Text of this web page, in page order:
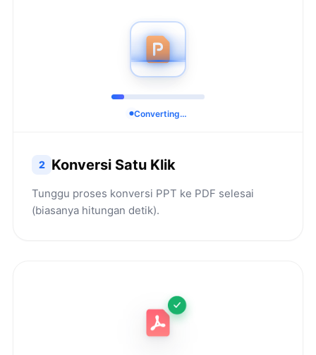
Converting…
2 Konversi Satu Klik
Tunggu proses konversi PPT ke PDF selesai
(biasanya hitungan detik).